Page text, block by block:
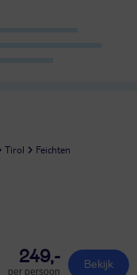
Tirol Feichten
249,-
per persoon
Bekijk